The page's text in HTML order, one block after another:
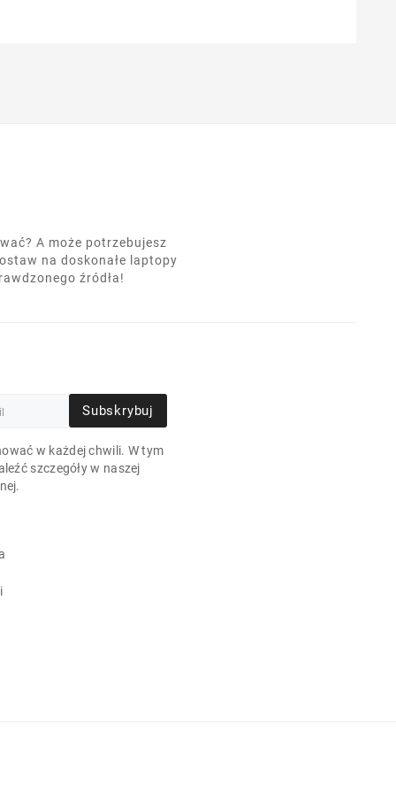
A może potrzebujesz
na doskonałe laptopy
źródła!
Subskrybuj
w każdej chwili. W tym
szczegóły w naszej